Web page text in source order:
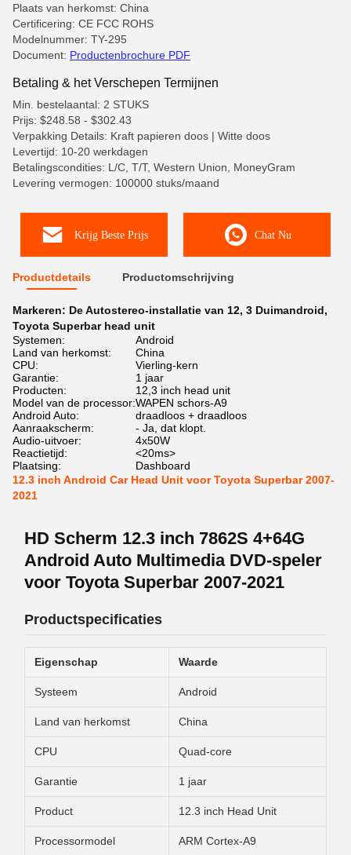
Plaats van herkomst: China
Certificering: CE FCC ROHS
Modelnummer: TY-295
Document: Productenbrochure PDF
Betaling & het Verschepen Termijnen
Min. bestelaantal: 2 STUKS
Prijs: $248.58 - $302.43
Verpakking Details: Kraft papieren doos | Witte doos
Levertijd: 10-20 werkdagen
Betalingscondities: L/C, T/T, Western Union, MoneyGram
Levering vermogen: 100000 stuks/maand
Krijg Beste Prijs Chat Nu
Productdetails Productomschrijving
Markeren: De Autostereo-installatie van 12, 3 Duimandroid,
Toyota Superbar head unit
Systemen:
Android
Land van herkomst:
China
CPU:
Vierling-kern
Garantie:
1 jaar
Producten:
12,3 inch head unit
Model van de processor:WAPEN schors-A9
Android Auto:
draadloos + draadloos
Aanraakscherm:
- Ja, dat klopt.
Audio-uitvoer:
4x50W
Reactietijd:
<20ms>
Plaatsing:
Dashboard
12.3 inch Android Car Head Unit voor Toyota Superbar 2007-
2021
HD Scherm 12.3 inch 7862S 4+64G
Android Auto Multimedia DVD-speler
voor Toyota Superbar 2007-2021
Productspecificaties
Eigenschap Waarde
Systeem Android
Land van herkomst China
CPU Quad-core
Garantie 1 jaar
Product 12.3 inch Head Unit
Processormodel ARM Cortex-A9